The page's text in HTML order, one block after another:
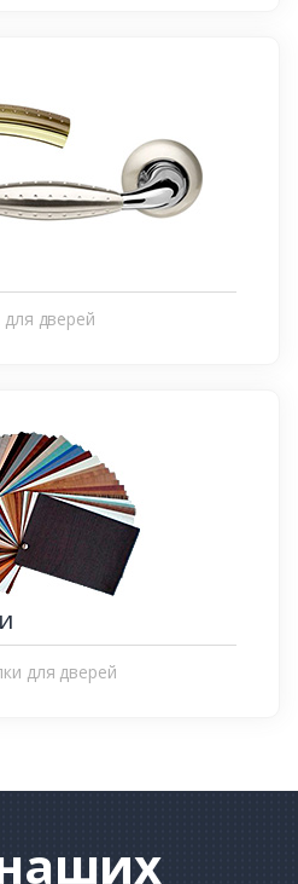
дверей
для дверей